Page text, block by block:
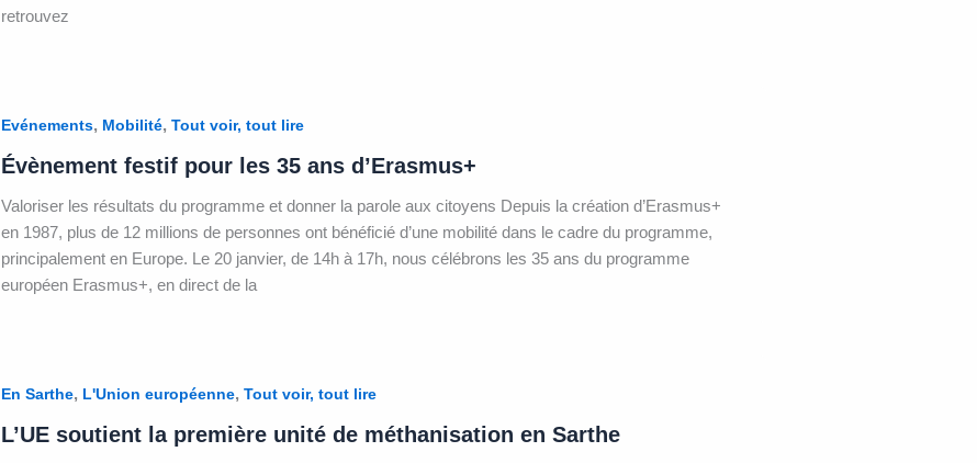
retrouvez
Evénements, Mobilité, Tout voir, tout lire
Évènement festif pour les 35 ans d’Erasmus+
Valoriser les résultats du programme et donner la parole aux citoyens Depuis la création d’Erasmus+
en 1987, plus de 12 millions de personnes ont bénéficié d’une mobilité dans le cadre du programme,
principalement en Europe. Le 20 janvier, de 14h à 17h, nous célébrons les 35 ans du programme
européen Erasmus+, en direct de la
En Sarthe, L'Union européenne, Tout voir, tout lire
L’UE soutient la première unité de méthanisation en Sarthe